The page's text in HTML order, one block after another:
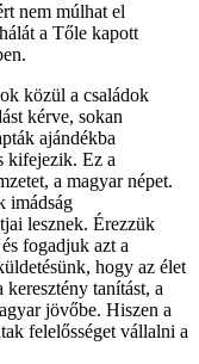
nem múlhat el
a Tőle kapott
közül a családok
kérve, sokan
ajándékba
kifejezik. Ez a
a magyar népet.
imádság
lesznek. Érezzük
fogadjuk azt a
hogy az élet
tanítást, a
jövőbe. Hiszen a
felelősséget vállalni a